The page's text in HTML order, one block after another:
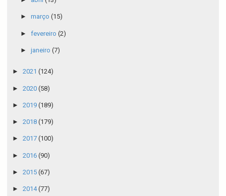
► março (15)
► fevereiro (2)
► janeiro (7)
► 2021 (124)
► 2020 (58)
► 2019 (189)
► 2018 (179)
► 2017 (100)
► 2016 (90)
► 2015 (67)
► 2014(77)